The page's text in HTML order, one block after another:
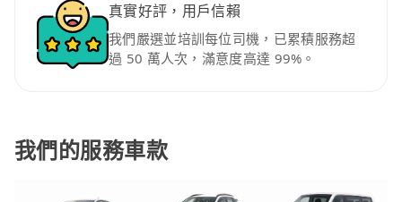
真實好評，用戶信賴
我們嚴選並培訓每位司機，已累積服務超
過 50 萬人次，滿意度高達 99%。
我們的服務車款